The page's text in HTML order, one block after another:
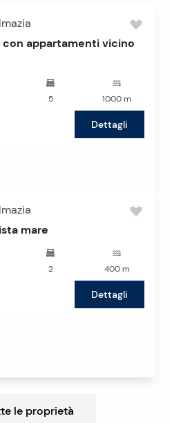
con appartamenti vicino
5 1000 m
Dettagli
mare
2 400m
Dettagli
le proprietà